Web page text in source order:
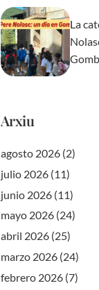
La
Arxiu
agosto 2026 (2)
julio 2026 (11)
junio 2026 (11)
mayo 2026 (24)
abril 2026 (25)
marzo 2026 (24)
febrero 2026 (7)